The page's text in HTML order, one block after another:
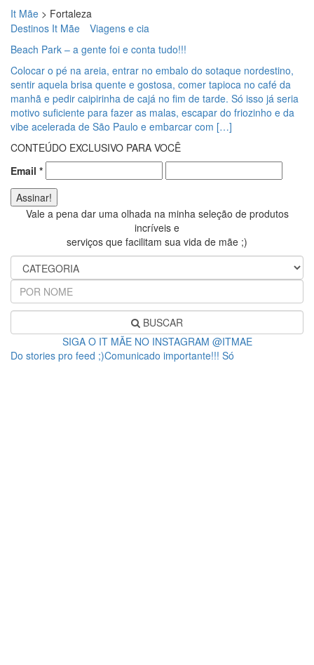
It Mãe > Fortaleza
Destinos It Mãe
Viagens e cia
Beach Park – a gente foi e conta tudo!!!
Colocar o pé na areia, entrar no embalo do sotaque nordestino,
sentir aquela brisa quente e gostosa, comer tapioca no café da
manhã e pedir caipirinha de cajá no fim de tarde. Só isso já seria
motivo suficiente para fazer as malas, escapar do friozinho e da
vibe acelerada de São Paulo e embarcar com […]
CONTEÚDO EXCLUSIVO PARA VOCÊ
Email *
Vale a pena dar uma olhada na minha seleção de produtos
incríveis e
serviços que facilitam sua vida de mãe ;)
BUSCAR
SIGA O IT MÃE NO INSTAGRAM @ITMAE
Do stories pro feed ;)Comunicado importante!!! Só